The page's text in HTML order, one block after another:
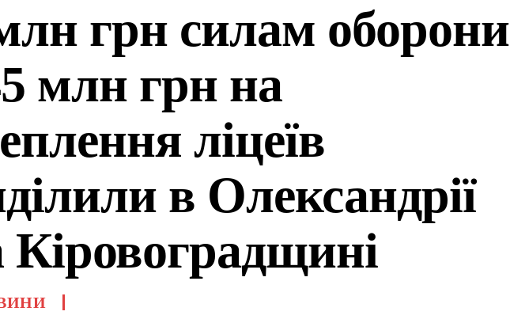
грн силам оборони
млн грн на
ліцеїв
в Олександрії
Кіровоградщині